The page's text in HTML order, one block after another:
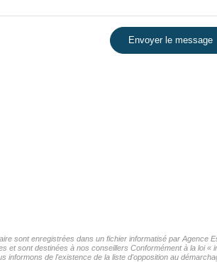
Envoyer le message
sont enregistrées dans un fichier informatisé par
et sont destinées à nos conseillers Conformément à la loi
informons de l'existence de la liste d'opposition au